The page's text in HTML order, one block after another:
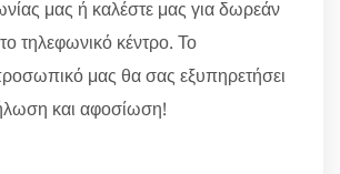
μας ή καλέστε μας για δωρεάν
τηλεφωνικό κέντρο. Το
μας θα σας εξυπηρετήσει
και αφοσίωση!